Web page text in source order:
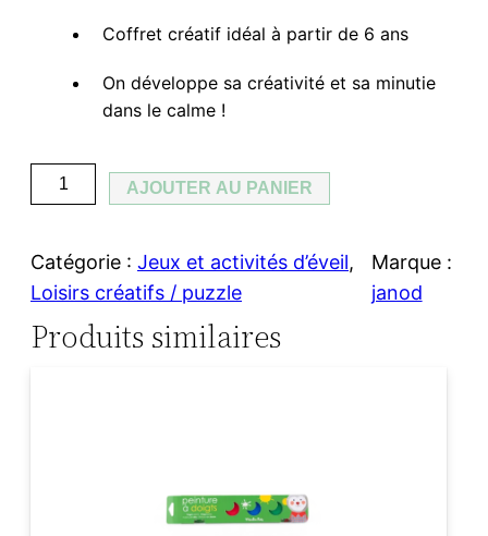
Coffret créatif idéal à partir de 6 ans
On développe sa créativité et sa minutie
dans le calme !
u
n
t
i
AJOUTER AU PANIER
Catégorie : Jeux et activités d’éveil
Loisirs créatifs / puzzle
Marque :
janod
Produits similaires